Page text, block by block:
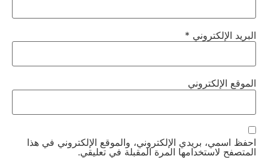
البريد الإلكتروني *
الموقع الإلكتروني
احفظ اسمي، بريدي الإلكتروني، والموقع الإلكتروني في هذا
المتصفح لاستخدامها المرة المقبلة في تعليقي.